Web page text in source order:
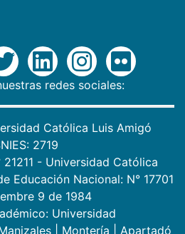
redes sociales:
Católica Luis Amigó
2719
21211 - Universidad Católica
Educación Nacional: N° 17701
9 de 1984
Universidad
Montería
Apartadó